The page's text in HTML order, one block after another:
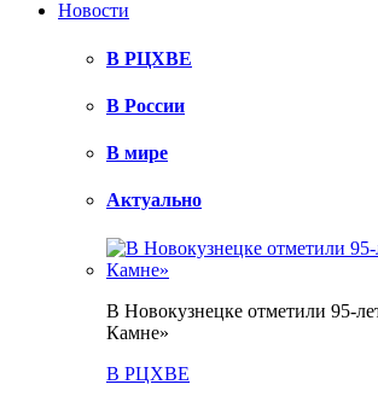
Новости
В РЦХВЕ
В России
В мире
Актуально
В Новокузнецке отметили 95-
Камне»
В РЦХВЕ